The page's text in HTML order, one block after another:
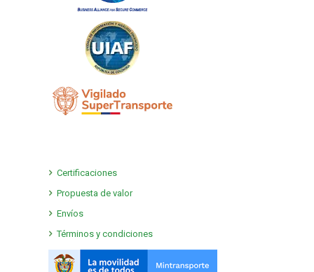
Certificaciones
Propuesta de valor
Envíos
Términos y condiciones